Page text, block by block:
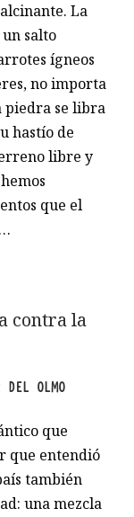
La
salto
ígneos
no importa
piedra se libra
hastío de
libre y
que el
contra la
DEL OLMO
que
que entendió
también
una mezcla